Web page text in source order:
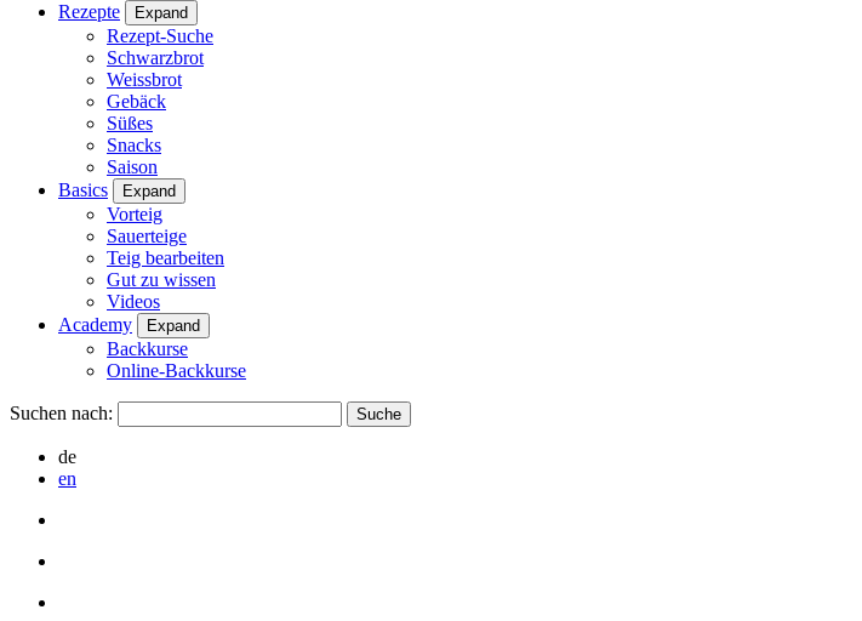
Rezepte
Expand
Rezept-Suche
Schwarzbrot
Weissbrot
Gebäck
Süßes
Snacks
Saison
Basics
Expand
Vorteig
Sauerteige
Teig bearbeiten
Gut zu wissen
Videos
Academy
Expand
Backkurse
Online-Backkurse
Suchen nach:
de
en